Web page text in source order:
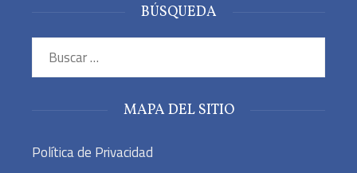
BÚSQUEDA
Buscar:
MAPA DEL SITIO
Política de Privacidad